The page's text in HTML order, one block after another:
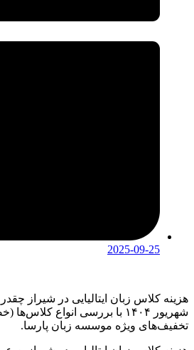
2025-09-25
هزینه کلاس زبان ایتالیایی در شیراز
شهریور ۱۴۰۴ با بررسی انواع
تخفیف‌های ویژه موسسه زبان پارسا.